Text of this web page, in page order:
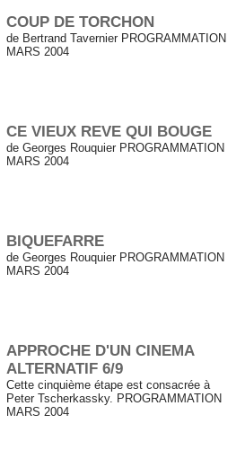
COUP DE TORCHON
de Bertrand Tavernier PROGRAMMATION
MARS 2004
CE VIEUX REVE QUI BOUGE
de Georges Rouquier PROGRAMMATION
MARS 2004
BIQUEFARRE
de Georges Rouquier PROGRAMMATION
MARS 2004
APPROCHE D'UN CINEMA
ALTERNATIF 6/9
Cette cinquième étape est consacrée à
Peter Tscherkassky. PROGRAMMATION
MARS 2004